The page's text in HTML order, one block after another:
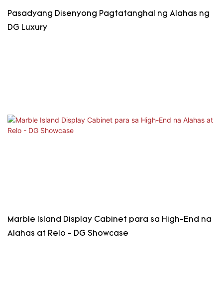
Pasadyang Disenyong Pagtatanghal ng Alahas ng
DG Luxury
Marble Island Display Cabinet para sa High-End na
Alahas at Relo - DG Showcase